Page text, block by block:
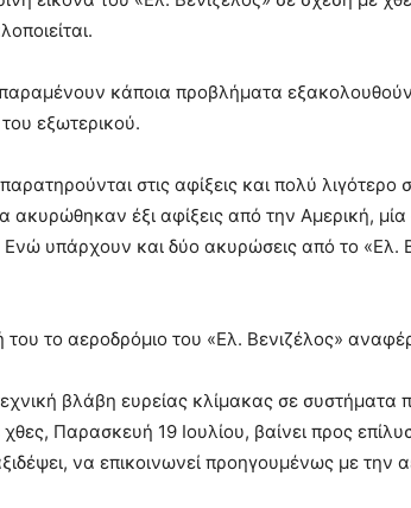
κάποια προβλήματα
εξωτερικού.
στις αφίξεις και πολύ
ακυρώθηκαν έξι αφίξεις από την Αμερική,
υπάρχουν και δύο ακυρώσεις από το «Ελ.
το αεροδρόμιο του «Ελ. Βενιζέλος»
βλάβη ευρείας κλίμακας σε συστήματα
Παρασκευή 19 Ιουλίου, βαίνει προς
να επικοινωνεί προηγουμένως με την